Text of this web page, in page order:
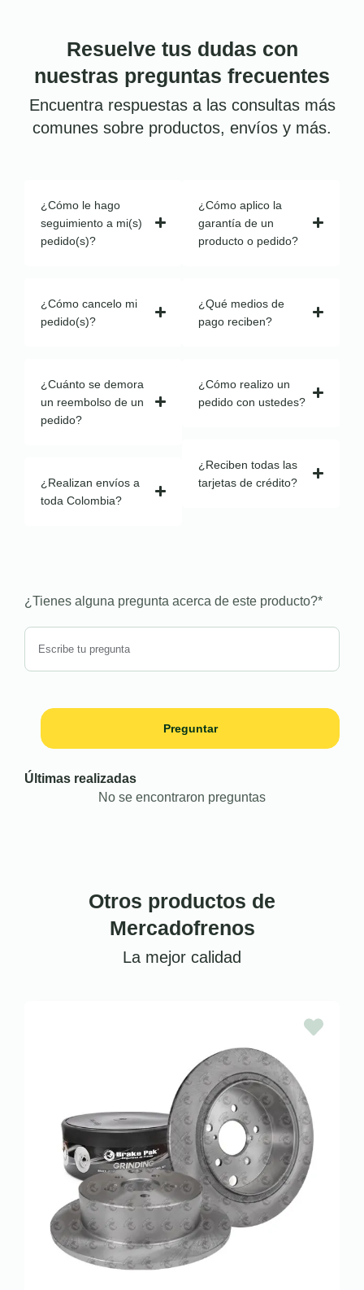
Resuelve tus dudas con
nuestras preguntas frecuentes
Encuentra respuestas a las consultas más
comunes sobre productos, envíos y más.
¿Cómo le hago
seguimiento a mi(s)
pedido(s)?
¿Cómo cancelo mi
pedido(s)?
¿Cuánto se demora
un reembolso de un
pedido?
¿Realizan envíos a
toda Colombia?
¿Cómo aplico la
garantía de un
producto o pedido?
¿Qué medios de
pago reciben?
¿Cómo realizo un
pedido con ustedes?
¿Reciben todas las
tarjetas de crédito?
¿Tienes alguna pregunta acerca de este producto?*
Preguntar
Últimas realizadas
No se encontraron preguntas
Otros productos de
Mercadofrenos
La mejor calidad